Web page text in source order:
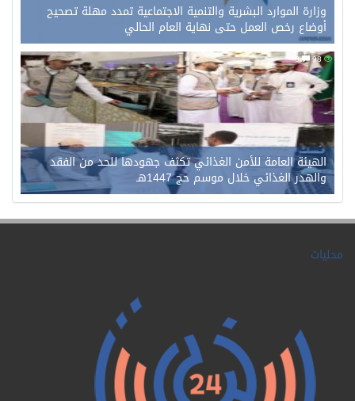
وزارة الموارد البشرية والتنمية الاجتماعية تمدد مهلة تصحيح
أوضاع رخص العمل حتى نهاية العام الحالي
98
0
الهيئة العامة للأمن الغذائي تكثف جهودها للحد من الفقد
والهدر الغذائي خلال موسم حج 1447هـ
محليات